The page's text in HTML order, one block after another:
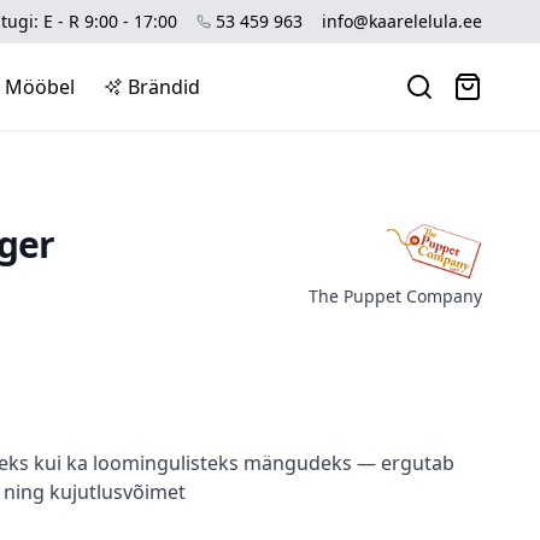
E - R 9:00 - 17:00 53 459 963 info@kaarelelula.ee
Mööbel Brändid
The Puppet Company
kui ka loomingulisteks mängudeks — ergutab
kujutlusvõimet